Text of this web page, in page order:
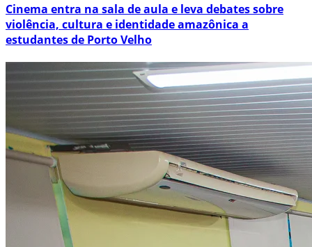
Cinema entra na sala de aula e leva debates sobre
violência, cultura e identidade amazônica a
estudantes de Porto Velho